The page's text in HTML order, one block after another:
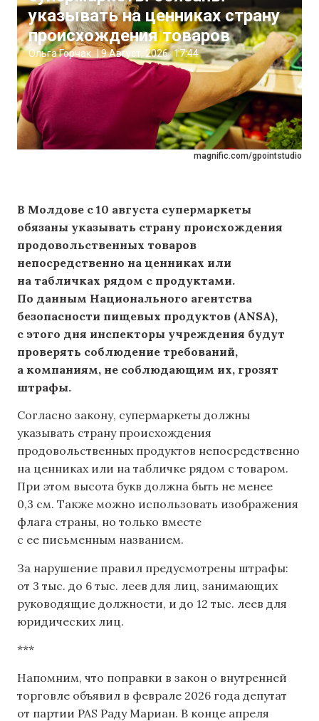
magnific.com/gpointstudio
указывать на ценниках страну
происхождения товаров
Ольга Горчак |9 Август, 2026 17:44
В Молдове с 10 августа супермаркеты
обязаны указывать страну происхождения
продовольственных товаров
непосредственно на ценниках или
на табличках рядом с продуктами.
По данным Национального агентства
безопасности пищевых продуктов (ANSA),
с этого дня инспекторы учреждения будут
проверять соблюдение требований,
а компаниям, не соблюдающим их, грозят
штрафы.
Согласно закону, супермаркеты должны
указывать страну происхождения
продовольственных продуктов непосредственно
на ценниках или на табличке рядом с товаром.
При этом высота букв должна быть не менее
0,3 см. Также можно использовать изображения
флага страны, но только вместе
с ее письменным названием.
За нарушение правил предусмотрены штрафы:
от 3 тыс. до 6 тыс. леев для лиц, занимающих
руководящие должности, и до 12 тыс. леев для
юридических лиц.
***
Напомним, что поправки в закон о внутренней
торговле объявил ​​в феврале 2026 года депутат
от партии PAS Раду Мариан. В конце апреля